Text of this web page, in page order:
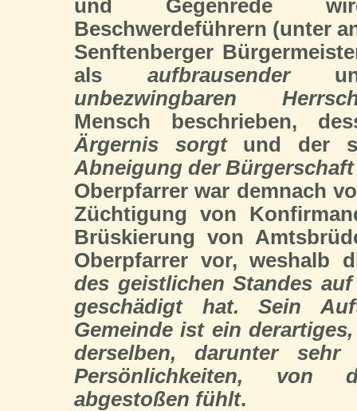
und Gegenrede
Beschwerdeführern (unter
Senftenberger
als aufbrausender
unbezwingbaren
Mensch beschrieben,
Ärgernis sorgtund der
Abneigung der
Oberpfarrer war demnach
Züchtigung von
Brüskierung von
Oberpfarrer vor, weshalb
des geistlichen Standes
geschädigt hat. Sein
Gemeinde ist ein
derselben, darunter sehr
Persönlichkeiten,
abgestoßen fühlt.